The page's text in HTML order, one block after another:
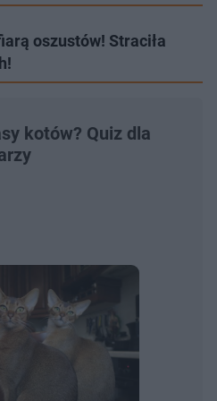
oszustów! Straciła
kotów? Quiz dla